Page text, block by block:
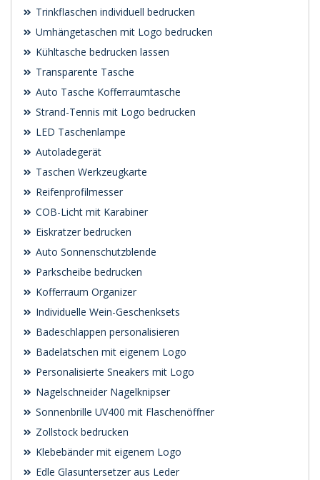
Trinkflaschen individuell bedrucken
Umhängetaschen mit Logo bedrucken
Kühltasche bedrucken lassen
Transparente Tasche
Auto Tasche Kofferraumtasche
Strand-Tennis mit Logo bedrucken
LED Taschenlampe
Autoladegerät
Taschen Werkzeugkarte
Reifenprofilmesser
COB-Licht mit Karabiner
Eiskratzer bedrucken
Auto Sonnenschutzblende
Parkscheibe bedrucken
Kofferraum Organizer
Individuelle Wein-Geschenksets
Badeschlappen personalisieren
Badelatschen mit eigenem Logo
Personalisierte Sneakers mit Logo
Nagelschneider Nagelknipser
Sonnenbrille UV400 mit Flaschenöffner
Zollstock bedrucken
Klebebänder mit eigenem Logo
Edle Glasuntersetzer aus Leder